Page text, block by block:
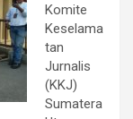
Komite
Keselama
tan
Jurnalis
(KKJ)
Sumatera